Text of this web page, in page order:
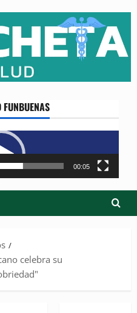
Reproductor
de
vídeo
00:05
celebra su